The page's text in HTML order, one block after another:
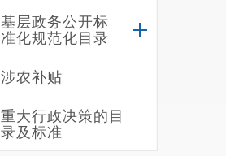
基层政务公开标
准化规范化目录
涉农补贴
重大行政决策的目
录及标准